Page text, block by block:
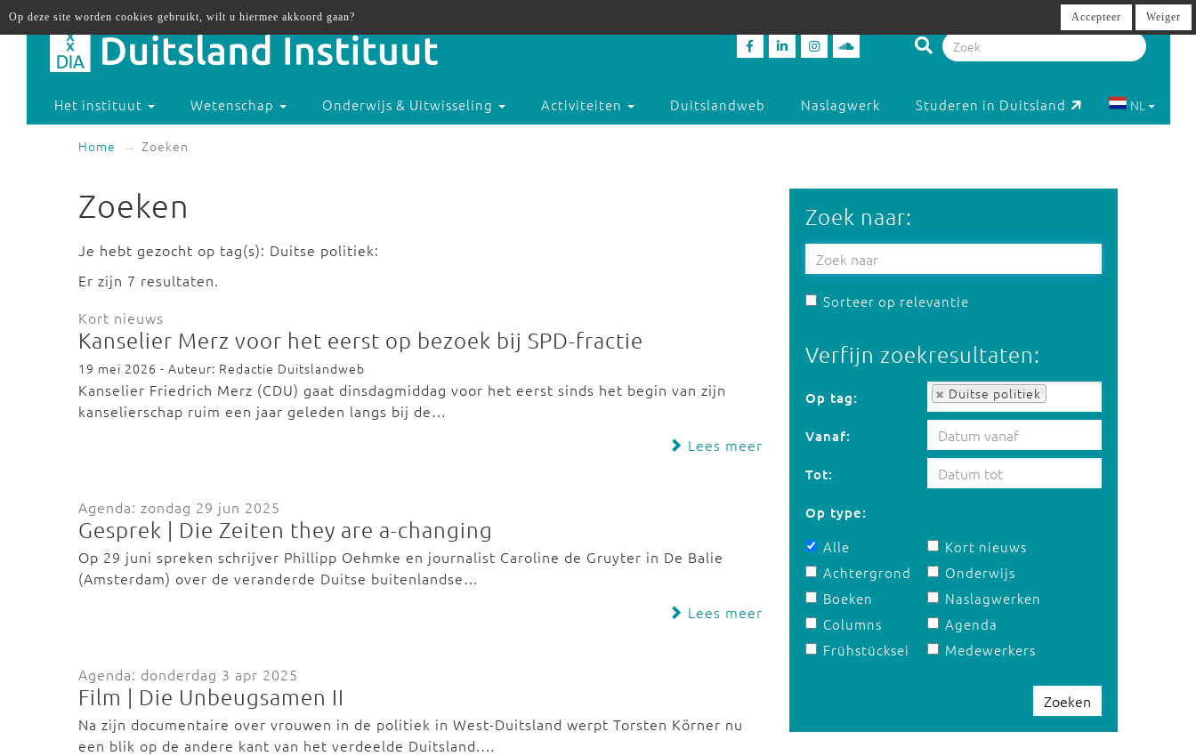
Het instituut Wetenschap Onderwijs & Uitwisseling Activiteiten Duitslandweb Naslagwerk Studeren in Duitsland NL
Home Zoeken
Zoeken
Je hebt gezocht op tag(s): Duitse politiek:
Er zijn 7 resultaten.
Kort nieuws
Kanselier Merz voor het eerst op bezoek bij SPD-fractie
19 mei 2026 - Auteur: Redactie Duitslandweb
Kanselier Friedrich Merz (CDU) gaat dinsdagmiddag voor het eerst sinds het begin van zijn
kanselierschap ruim een jaar geleden langs bij de…
Lees meer
Agenda: zondag 29 jun 2025
Gesprek | Die Zeiten they are a-changing
Op 29 juni spreken schrijver Phillipp Oehmke en journalist Caroline de Gruyter in De Balie
(Amsterdam) over de veranderde Duitse buitenlandse…
Lees meer
Agenda: donderdag 3 apr 2025
Film | Die Unbeugsamen II
Na zijn documentaire over vrouwen in de politiek in West-Duitsland werpt Torsten Körner nu
een blik op de andere kant van het verdeelde Duitsland.…
Zoek naar:
Sorteer op relevantie
Verfijn zoekresultaten:
Op tag: Duitse politiek
Op tag:
Vanaf:
Tot:
Op type:
Alle
Achtergrond
Boeken
Columns
Frühstücksei
Kort nieuws
Onderwijs
Naslagwerken
Agenda
Medewerkers
Zoeken
Op deze site worden cookies gebruikt, wilt u hiermee akkoord gaan? Accepteer Weiger